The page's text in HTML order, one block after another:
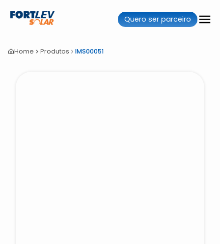
Quero ser parceiro
Home Produtos IMS00051